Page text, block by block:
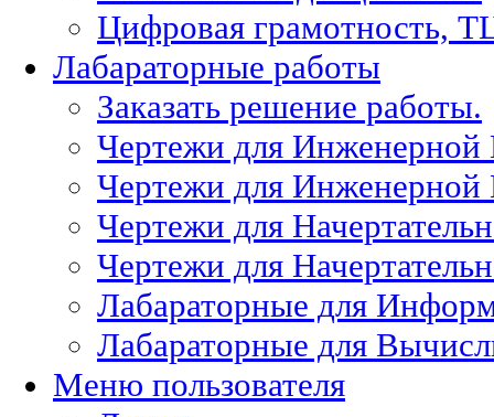
Цифровая грамотность,
Лабараторные работы
Заказать решение работы.
Чертежи для
Чертежи для
Чертежи для
Чертежи для
Лабараторные для
Лабараторные для
Меню пользователя